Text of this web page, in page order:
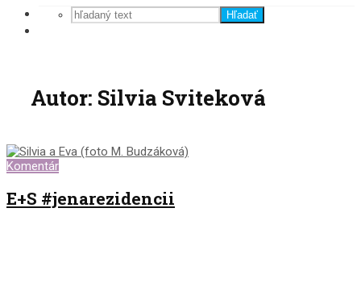
Hľadať
Autor: Silvia Sviteková
Komentár
E+S #jenarezidencii